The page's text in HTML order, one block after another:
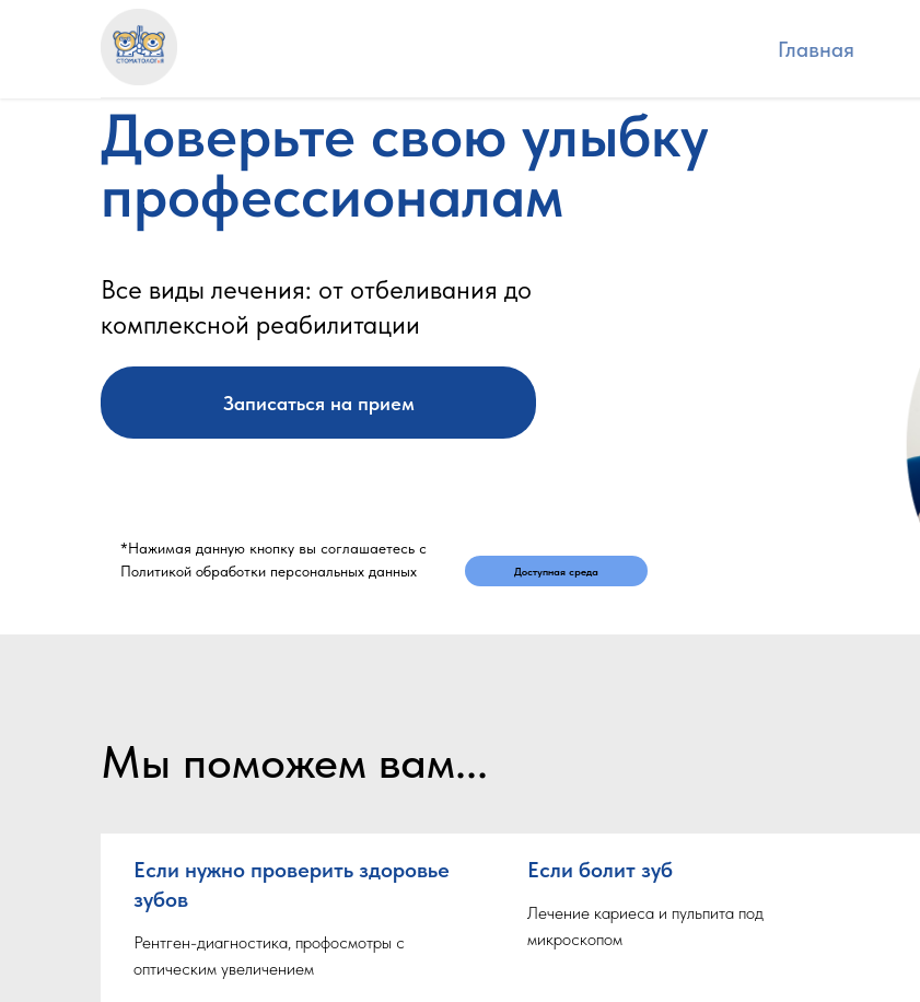
Главная
Все виды лечения: от отбеливания до
комплексной реабилитации
Доверьте свою улыбку
профессионалам
*Нажимая данную кнопку вы соглашаетесь с
Политикой обработки персональных данных
Записаться на прием
Доступная среда
Мы поможем вам...
Если нужно проверить здоровье
зубов
Рентген-диагностика, профосмотры с
оптическим увеличением
Если болит зуб
Лечение кариеса и пульпита под
микроскопом